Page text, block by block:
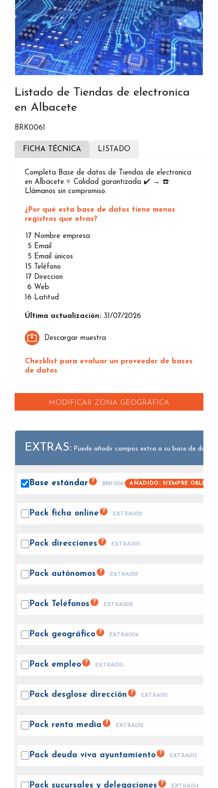
Listado de Tiendas de electronica
en Albacete
BRK0061
FICHA TÉCNICA LISTADO
Completa Base de datos de Tiendas de electronica
en Albacete.⭐️ Calidad garantizada ✔️ → ☎️
Llámanos sin compromiso.
¿Por qué esta base de datos tiene menos
registros que otras?
17 Nombre empresa
5 Email
5 Email únicos
15
Teléfono
17 Direccion
6 Web
16 Latitud
Última actualización: 31/07/2026
Descargar muestra
Checklist para evaluar un proveedor de bases
de datos
MODIFICAR ZONA GEOGRÁFICA
EXTRAS: Puede añadir campos extra a su base de datos.
Base estándar ? BRK0061 AÑADIDO: SIEMPRE
Pack ficha online ? EXTRA002
Pack direcciones ? EXTRA003
Pack autónomos ? EXTRA007
Pack Teléfonos ? EXTRA008
Pack geográfico ? EXTRA009
Pack empleo ? EXTRA010
Pack desglose dirección ? EXTRA011
Pack renta media ? EXTRA012
Pack deuda viva ayuntamiento ? EXTRA013
Pack sucursales y delegaciones ? EXTRA014